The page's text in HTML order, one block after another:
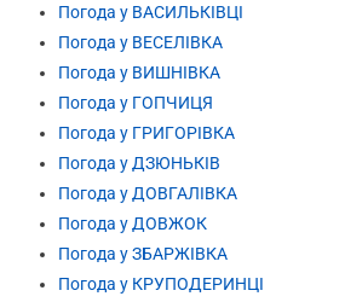
Погода у ВАСИЛЬКІВЦІ
Погода у ВЕСЕЛІВКА
Погода у ВИШНІВКА
Погода у ГОПЧИЦЯ
Погода у ГРИГОРІВКА
Погода у ДЗЮНЬКІВ
Погода у ДОВГАЛІВКА
Погода у ДОВЖОК
Погода у ЗБАРЖІВКА
Погода у КРУПОДЕРИНЦІ